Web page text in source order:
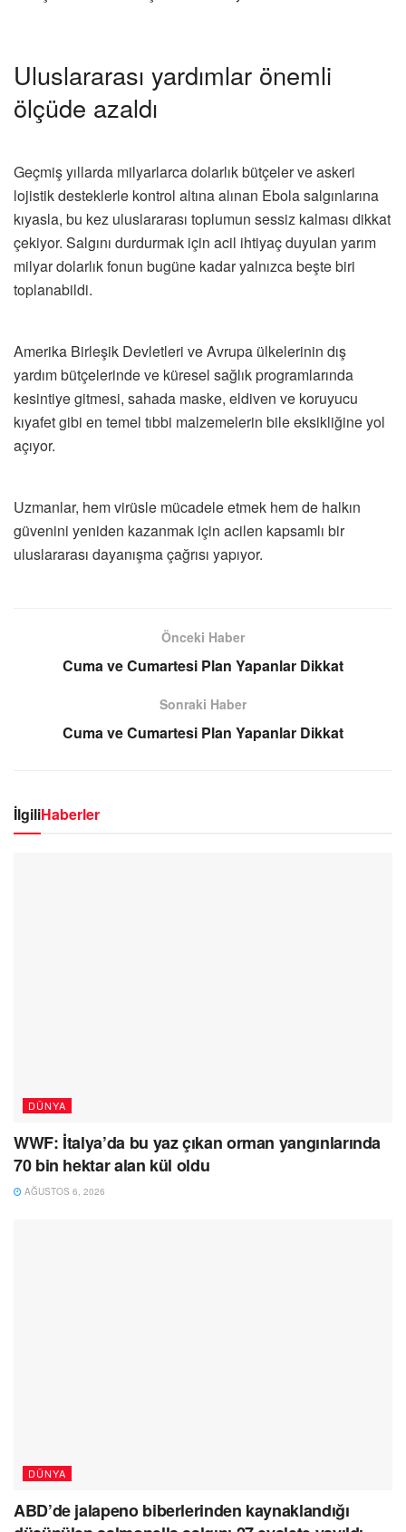
Uluslararası yardımlar önemli
ölçüde azaldı
Geçmiş yıllarda milyarlarca dolarlık bütçeler ve askeri
lojistik desteklerle kontrol altına alınan Ebola salgınlarına
kıyasla, bu kez uluslararası toplumun sessiz kalması dikkat
çekiyor. Salgını durdurmak için acil ihtiyaç duyulan yarım
milyar dolarlık fonun bugüne kadar yalnızca beşte biri
toplanabildi.
Amerika Birleşik Devletleri ve Avrupa ülkelerinin dış
yardım bütçelerinde ve küresel sağlık programlarında
kesintiye gitmesi, sahada maske, eldiven ve koruyucu
kıyafet gibi en temel tıbbi malzemelerin bile eksikliğine yol
açıyor.
Uzmanlar, hem virüsle mücadele etmek hem de halkın
güvenini yeniden kazanmak için acilen kapsamlı bir
uluslararası dayanışma çağrısı yapıyor.
Önceki Haber
Cuma ve Cumartesi Plan Yapanlar Dikkat
Sonraki Haber
Cuma ve Cumartesi Plan Yapanlar Dikkat
İlgiliHaberler
DÜNYA
WWF: İtalya’da bu yaz çıkan orman yangınlarında
70 bin hektar alan kül oldu
AĞUSTOS 6, 2026
DÜNYA
ABD’de jalapeno biberlerinden kaynaklandığı